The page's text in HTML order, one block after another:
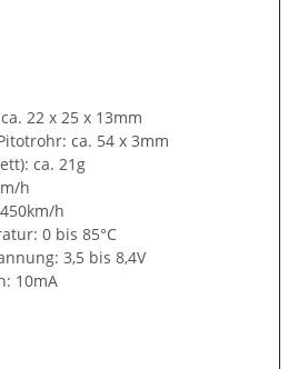
22 x 25 x 13mm
ca. 54 x 3mm
ca. 21g
h
h
0 bis 85°C
3,5 bis 8,4V
10mA